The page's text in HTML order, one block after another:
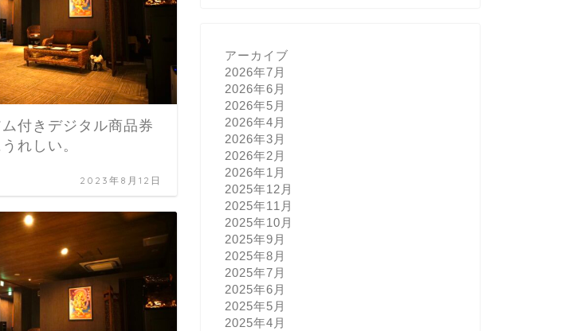
付きデジタル商品券
れしい。
2023年8月12日
アーカイブ
2026年7月
2026年6月
2026年5月
2026年4月
2026年3月
2026年2月
2026年1月
2025年12月
2025年11月
2025年10月
2025年9月
2025年8月
2025年7月
2025年6月
2025年5月
2025年4月